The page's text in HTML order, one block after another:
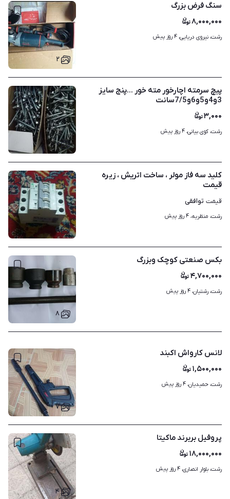
۲
سنگ فرض بزرگ
۸,۰۰۰,۰۰۰
رشت، نیروی دریایی، ۴ روز پیش
۷
پیچ سرمته اچارخور مته خور ...پنج سایز
3و4و5و6و7/5سانت
۳,۰۰۰
رشت، کوی بیانی، ۴ روز پیش
۵
کلید سه فاز مولر ، ساخت اتریش ، زیره
قیمت
قیمت توافقی
رشت، منظریه، ۴ روز پیش
۸
بکس صنعتی کوچک وبزرگ
۴,۷۰۰,۰۰۰
رشت، رشتیان، ۴ روز پیش
۷
لانس کارواش اکبند
۱,۵۰۰,۰۰۰
رشت، حمیدیان، ۴ روز پیش
۴
پروفیل بربرند ماکیتا
۱۸,۰۰۰,۰۰۰
رشت، بلوار انصاری، ۴ روز پیش